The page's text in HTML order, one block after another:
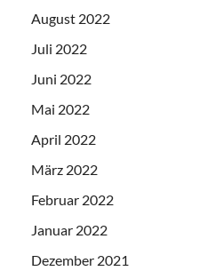
August 2022
Juli 2022
Juni 2022
Mai 2022
April 2022
März 2022
Februar 2022
Januar 2022
Dezember 2021